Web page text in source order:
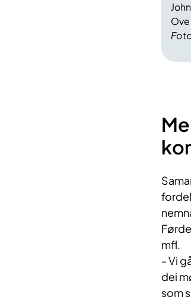
Joh
mfl.
- Vi
dei
som